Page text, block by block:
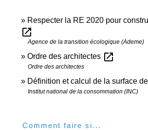
Respecter la RE 2020 pour
open_in_new
Agence de la transition écologique (Ademe)
Ordre des architectes open_in_new
Ordre des architectes
Définition et calcul de la surface
Institut national de la consommation (INC)
Comment faire si...